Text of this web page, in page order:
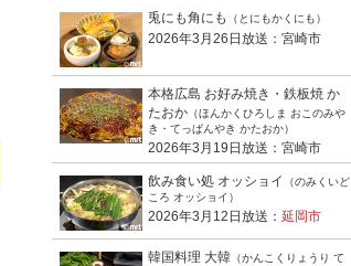
兎にも角にも （とにもかくにも）
2026年3月26日放送：宮崎市
本格広島 お好み焼き・鉄板焼 か
たおか （ほんかくひろしま おこのみや
き・てっぱんやき かたおか）
2026年3月19日放送：宮崎市
飲み食い処 オッショイ
（のみくいど
ころ オッショイ）
2026年3月12日放送： 延岡市
韓国料理 大韓 （かんこくりょうり て